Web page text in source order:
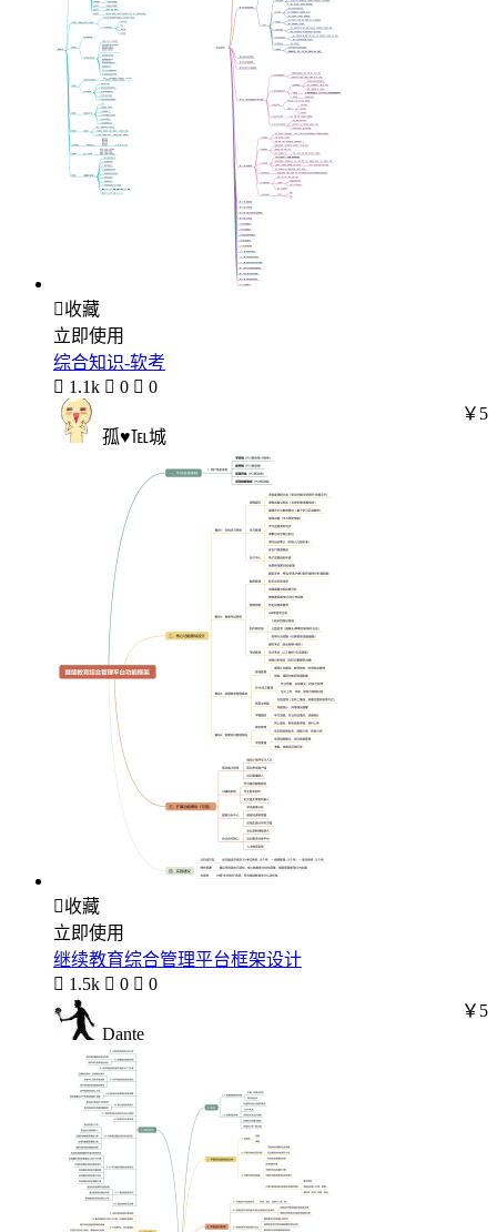
收藏
立即使用
综合知识-软考
 1.1k  0  0
孤♥℡城
￥5
收藏
立即使用
继续教育综合管理平台框架设计
 1.5k  0  0
Dante
￥5